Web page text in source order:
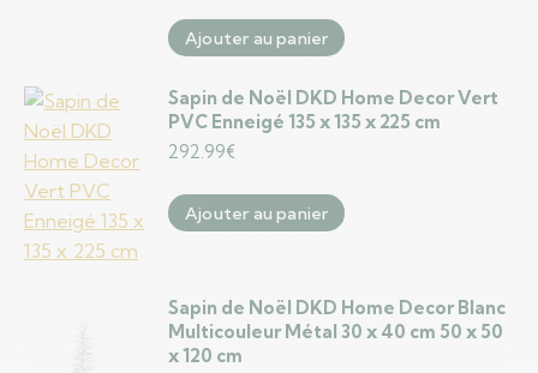
Ajouter au panier
Sapin de Noël DKD Home Decor Vert
PVC Enneigé 135 x 135 x 225 cm
292.99€
Ajouter au panier
Sapin de Noël DKD Home Decor Blanc
Multicouleur Métal 30 x 40 cm 50 x 50
x 120 cm